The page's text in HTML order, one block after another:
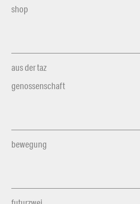
shop
aus der taz
genossenschaft
bewegung